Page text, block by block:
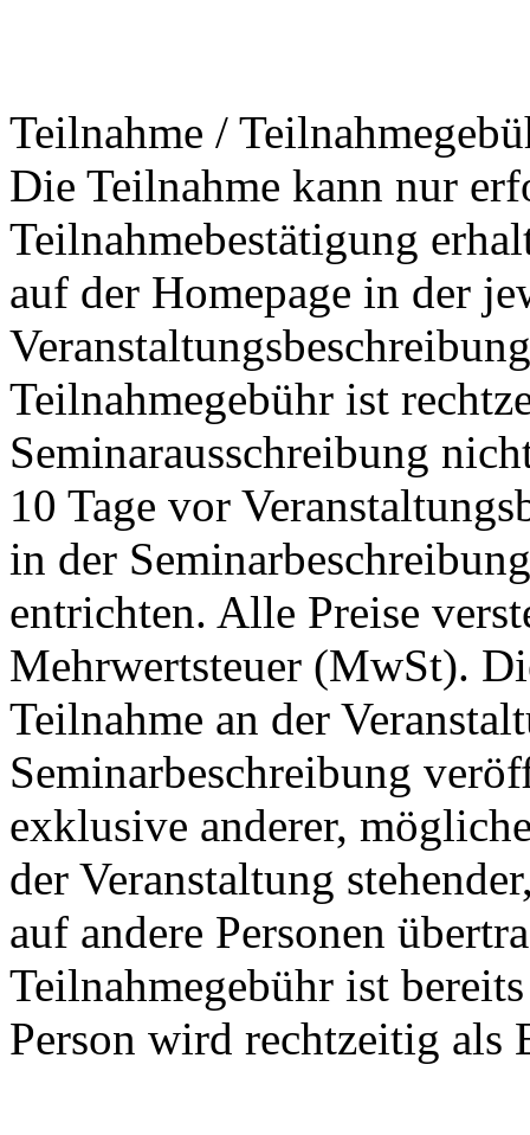
Teilnahme /
Die Teilnahme kann nur
Teilnahmebestätigung
auf der Homepage in der
Teilnahmegebühr ist
Seminarausschreibung
10 Tage vor
in der
entrichten. Alle Preise
Mehrwertsteuer (MwSt).
Teilnahme an der
Seminarbeschreibung
exklusive anderer,
der Veranstaltung
auf andere Personen
Teilnahmegebühr ist
Person wird rechtzeitig als